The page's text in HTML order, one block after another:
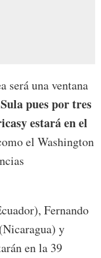
será una ventana
pues por tres
y estará en el
el Washington
Fernando
y
en la 39